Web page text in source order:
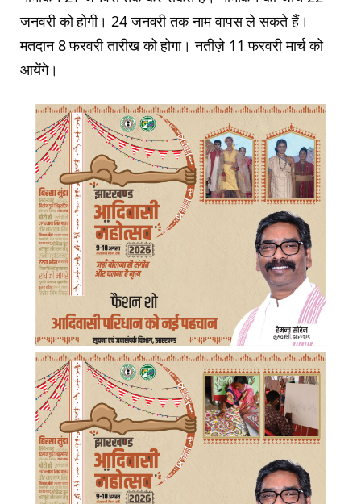
जनवरी को होगी। 24 जनवरी तक नाम वापस ले सकते हैं।
मतदान 8 फरवरी तारीख को होगा। नतीज़े 11 फरवरी मार्च को
आयेंगे।